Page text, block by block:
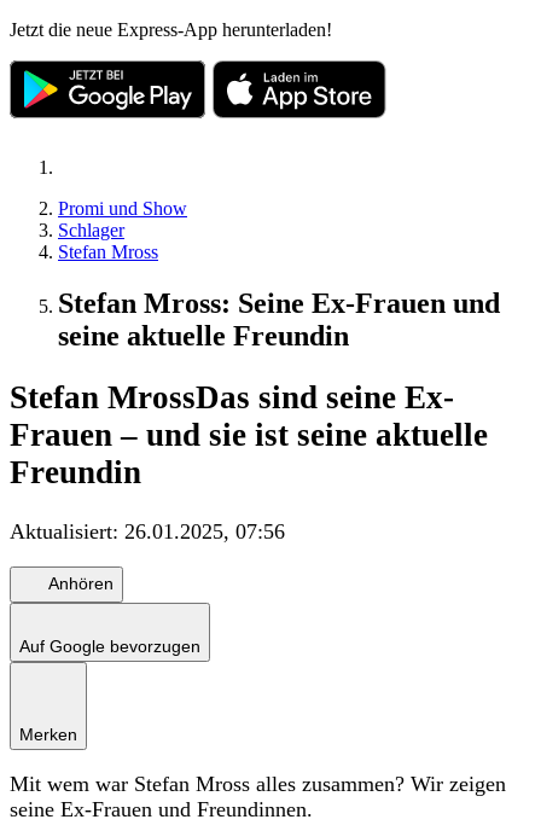
Jetzt die neue Express-App herunterladen!
Promi und Show
Schlager
Stefan Mross
Stefan Mross: Seine Ex-Frauen und
seine aktuelle Freundin
Stefan MrossDas sind seine Ex-
Frauen – und sie ist seine aktuelle
Freundin
Aktualisiert: 26.01.2025, 07:56
Anhören
Auf Google bevorzugen
Merken
Mit wem war Stefan Mross alles zusammen? Wir zeigen
seine Ex-Frauen und Freundinnen.